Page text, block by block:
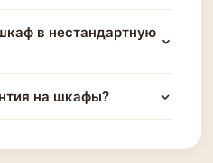
в нестандартную
на шкафы?